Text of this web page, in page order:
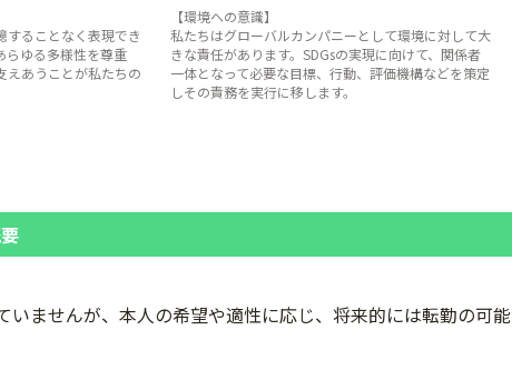
することなく表現でき
らゆる多様性を尊重
えあうことが私たちの
【環境への意識】
私たちはグローバルカンパニーとして環境に対して大
きな責任があります。SDGsの実現に向けて、関係者
一体となって必要な目標、行動、評価機構などを策定
しその責務を実行に移します。
ませんが、本人の希望や適性に応じ、将来的には転勤の可能